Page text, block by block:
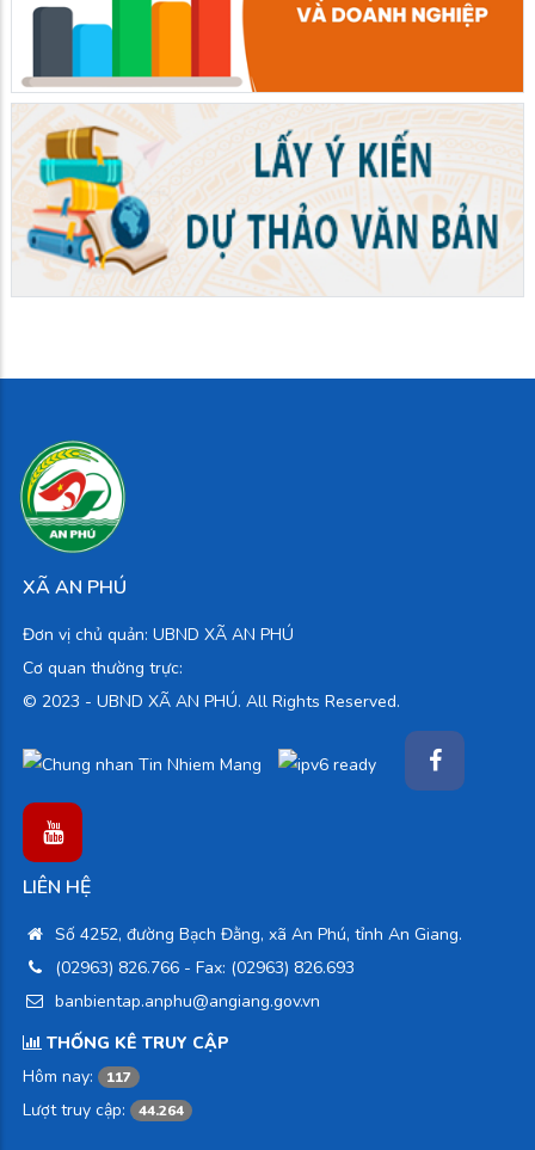
XÃ AN PHÚ
Đơn vị chủ quản: UBND XÃ AN PHÚ
Cơ quan thường trực:
© 2023 - UBND XÃ AN PHÚ. All Rights Reserved.
LIÊN HỆ
Số 4252, đường Bạch Đằng, xã An Phú, tỉnh An Giang.
(02963) 826.766 - Fax: (02963) 826.693
banbientap.anphu@angiang.gov.vn
THỐNG KÊ TRUY CẬP
Hôm nay:
117
Lượt truy cập: 44.264